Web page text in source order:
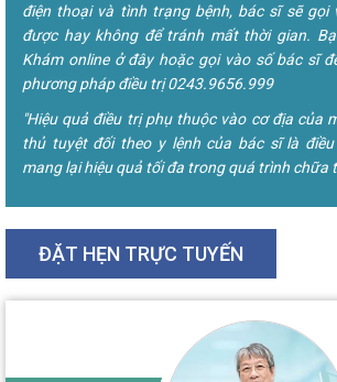
điện thoại và tình trạng bệnh, bác sĩ sẽ gọi
được hay không để tránh mất thời gian.
Khám online ở đây hoặc gọi vào số bác sĩ
phương pháp điều trị 0243.9656.999
"Hiệu quả điều trị phụ thuộc vào cơ địa của
thủ tuyệt đối theo y lệnh của bác sĩ là
mang lại hiệu quả tối đa trong quá trình chữa
ĐẶT HẸN TRỰC TUYẾN